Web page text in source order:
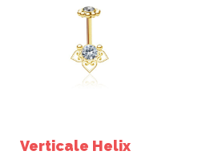
Verticale Helix